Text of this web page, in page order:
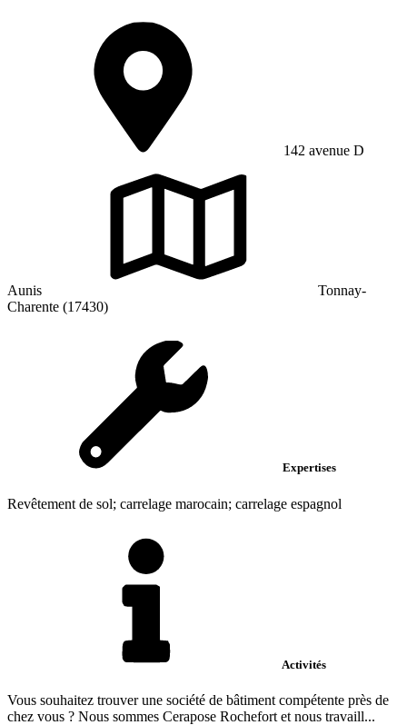
142 avenue D
Aunis
Tonnay-
Charente (17430)
Expertises
Revêtement de sol; carrelage marocain; carrelage espagnol
Activités
Vous souhaitez trouver une société de bâtiment compétente près de
chez vous ? Nous sommes Cerapose Rochefort et nous travaill...